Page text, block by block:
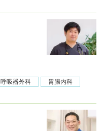
呼吸器外科 胃腸内科